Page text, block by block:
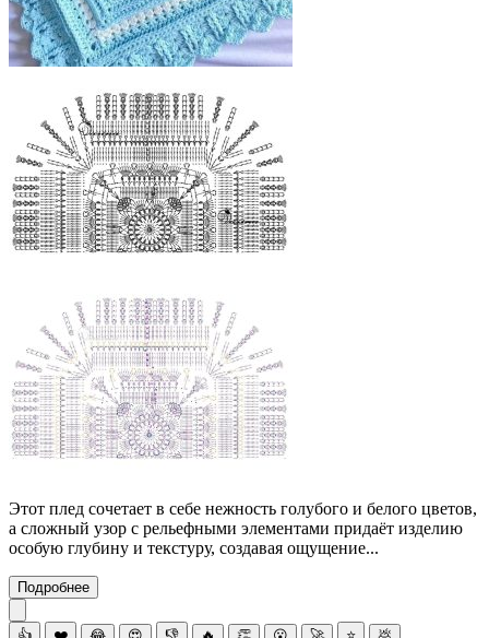
Этот плед сочетает в себе нежность голубого и белого цветов,
а сложный узор с рельефными элементами придаёт изделию
особую глубину и текстуру, создавая ощущение...
Подробнее